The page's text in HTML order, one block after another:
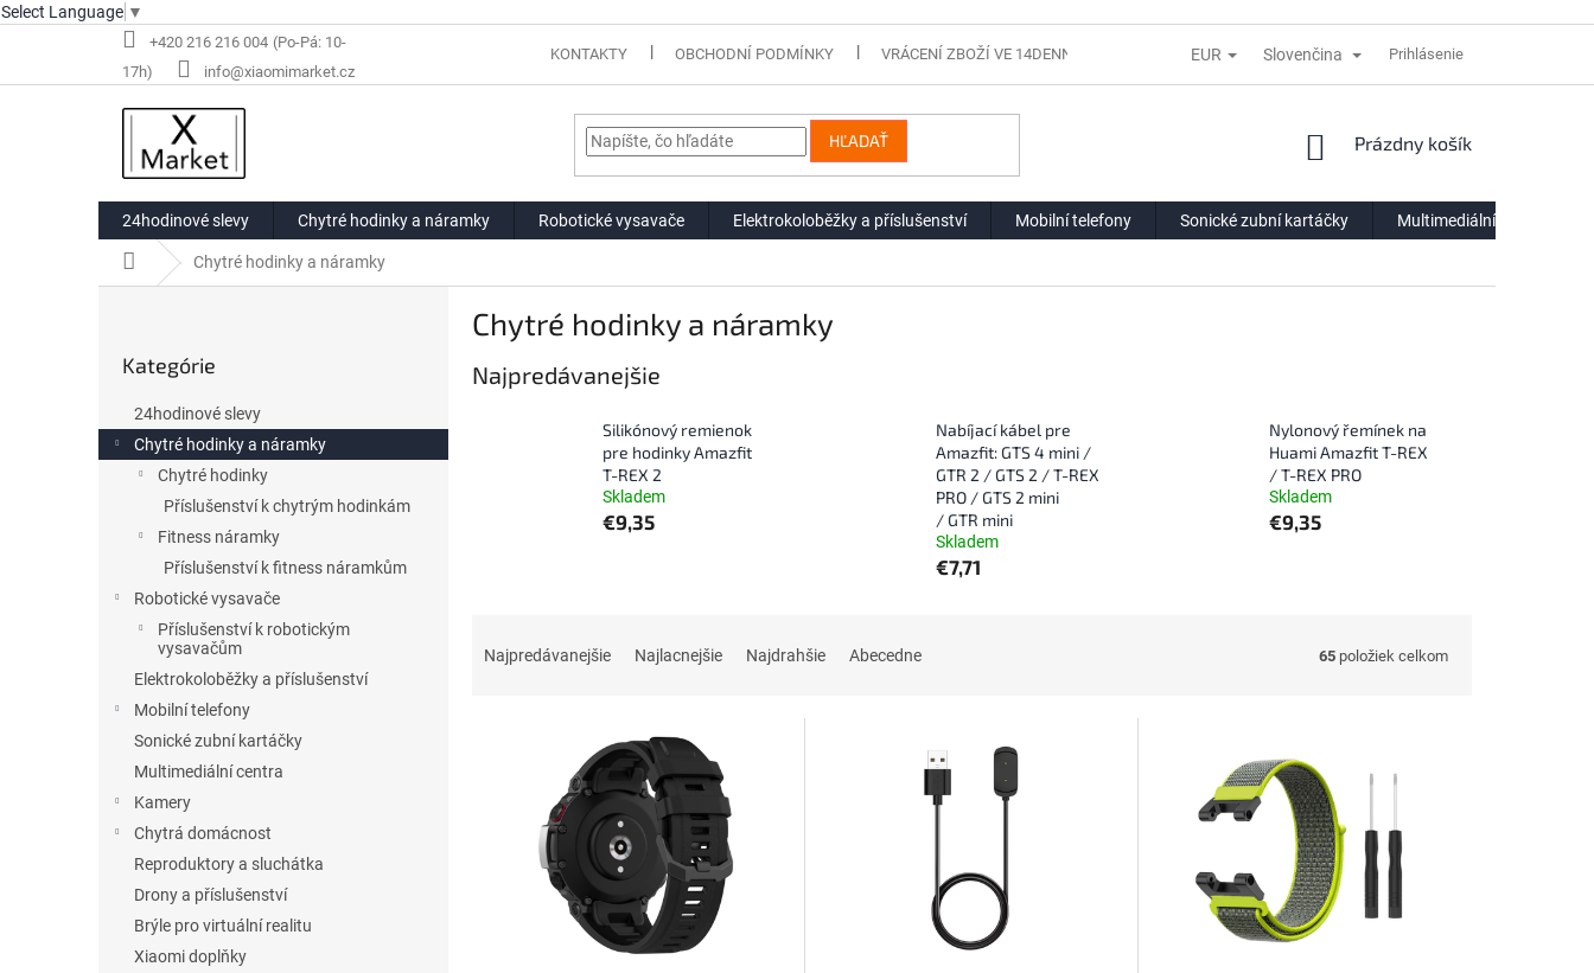
Select Language ▼
+420 216 216 004
info@xiaomimarket.cz
KONTAKTY OBCHODNÍ PODMÍNKY VRÁCENÍ ZBOŽÍ VE 14DENNÍ LHŮTĚ REKLAMACE DODACÍ PODMÍNKY
EUR Slovenčina Prihlásenie
HĽADAŤ
NÁKUPNÝ
Prázdny košík
24hodinové slevy Chytré hodinky a náramky Robotické vysavače Elektrokoloběžky a příslušenství Mobilní telefony Sonické zubní kartáčky Multimediální centra
DomovChytré hodinky a náramky
p
a
kategórie
Kategórie
24hodinové slevy
Chytré hodinky a náramky
Chytré hodinky
Příslušenství k chytrým hodinkám
Fitness náramky
Příslušenství k fitness náramkům
Robotické vysavače
Příslušenství k robotickým
vysavačům
Elektrokoloběžky a příslušenství
Mobilní telefony
Sonické zubní kartáčky
Multimediální centra
Kamery
Chytrá domácnost
Reproduktory a sluchátka
Drony a příslušenství
Brýle pro virtuální realitu
Xiaomi doplňky
Chytré hodinky a náramky
Najpredávanejšie
Silikónový remienok
pre hodinky Amazfit
T-REX 2
Skladem
€9,35
Nabíjací kábel pre
Amazfit: GTS 4 mini /
GTR 2 / GTS 2 / T-REX
PRO / GTS 2 mini
/ GTR mini
Skladem
€7,71
Nylonový řemínek na
Huami Amazfit T-REX
/ T-REX PRO
Skladem
€9,35
Najpredávanejšie Najlacnejšie Najdrahšie Abecedne 65 položiek celkom